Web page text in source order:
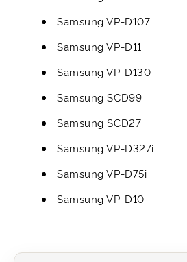
Samsung VP-D107
Samsung VP-D11
Samsung VP-D130
Samsung SCD99
Samsung SCD27
Samsung VP-D327i
Samsung VP-D75i
Samsung VP-D10